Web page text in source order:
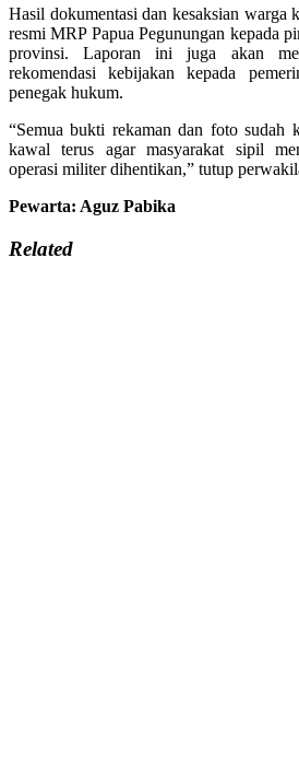
Hasil dokumentasi dan kesaksian warga
resmi MRP Papua Pegunungan kepada
provinsi. Laporan ini juga akan
rekomendasi kebijakan kepada
penegak hukum.
“Semua bukti rekaman dan foto sudah
kawal terus agar masyarakat sipil
operasi militer dihentikan,” tutup
Pewarta: Aguz Pabika
Related